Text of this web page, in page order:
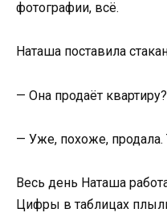
фотографии, всё.
Наташа поставила
— Она продаёт квартиру?
— Уже, похоже, продала.
Весь день Наташа
Цифры в таблицах